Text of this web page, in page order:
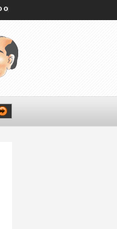
the waterway - Reuters